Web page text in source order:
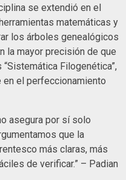
se extendió en el
matemáticas y
los árboles genealógicos
la mayor precisión de que
Filogenética”,
en el perfeccionamiento
asegura por sí solo
que la
más claras, más
de verificar.” – Padian